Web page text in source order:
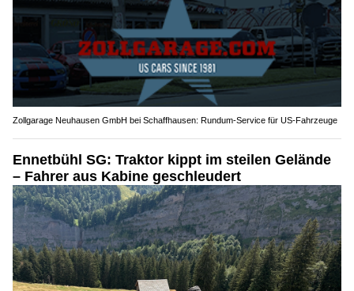
Zollgarage Neuhausen GmbH bei Schaffhausen: Rundum-Service für US-Fahrzeuge
Ennetbühl SG: Traktor kippt im steilen Gelände
– Fahrer aus Kabine geschleudert